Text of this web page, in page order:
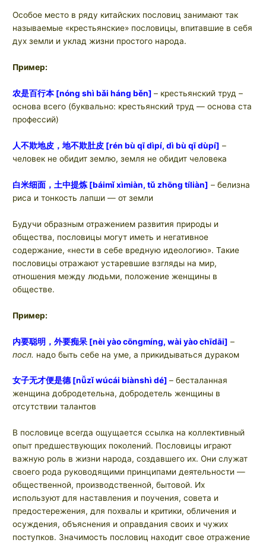
Особое место в ряду китайских пословиц занимают так
называемые «крестьянские» пословицы, впитавшие в себя
дух земли и уклад жизни простого народа.
Пример:
农是百行本 [nóng shì bǎi háng běn] – крестьянский труд –
основа всего (буквально: крестьянский труд — основа ста
профессий)
人不欺地皮，地不欺肚皮 [rén bù qī dìpí, dì bù qī dùpí] –
человек не обидит землю, земля не обидит человека
白米细面，土中提炼 [báimǐ xìmiàn, tǔ zhōng tíliàn] – белизна
риса и тонкость лапши — от земли
Будучи образным отражением развития природы и
общества, пословицы могут иметь и негативное
содержание, «нести в себе вредную идеологию». Такие
пословицы отражают устаревшие взгляды на мир,
отношения между людьми, положение женщины в
обществе.
Пример:
内要聪明，外要痴呆 [nèi yào cōngmíng, wài yào chīdāi] –
посл. надо быть себе на уме, а прикидываться дураком
女子无才便是德[nǚzǐ wúcái biànshì dé] – бесталанная
женщина добродетельна, добродетель женщины в
отсутствии талантов
В пословице всегда ощущается ссылка на коллективный
опыт предшествующих поколений. Пословицы играют
важную роль в жизни народа, создавшего их. Они служат
своего рода руководящими принципами деятельности —
общественной, производственной, бытовой. Их
используют для наставления и поучения, совета и
предостережения, для похвалы и критики, обличения и
осуждения, объяснения и оправдания своих и чужих
поступков. Значимость пословиц находит свое отражение